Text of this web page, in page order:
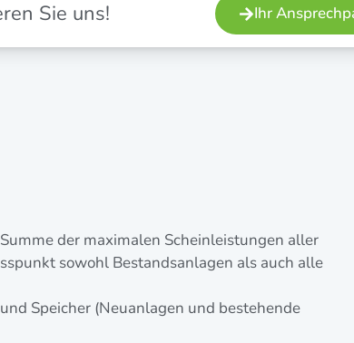
Sie uns! Ihr
der maxi­ma­len Schein­leis­tun­gen aller
sowohl Bestands­an­la­gen als auch alle
Spei­cher (Neu­an­la­gen und bestehen­de